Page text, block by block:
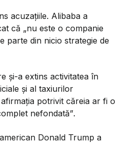
acuzațiile. Alibaba a
că „nu este o companie
parte din nicio strategie de
și-a extins activitatea în
și al taxiurilor
potrivit căreia ar fi o
nefondată”.
Donald Trump a